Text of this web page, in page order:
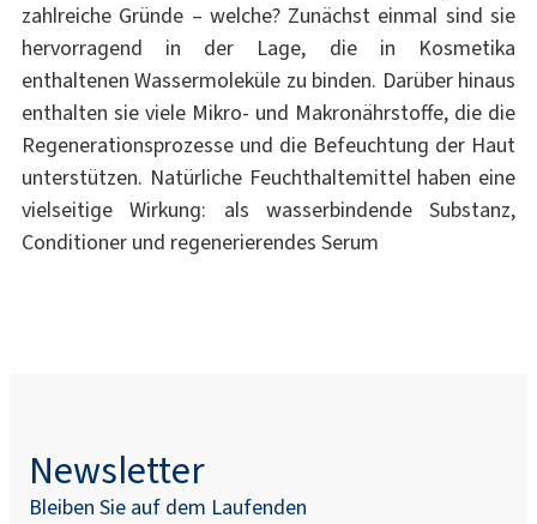
zahlreiche Gründe – welche? Zunächst einmal sind sie
hervorragend in der Lage, die in Kosmetika
enthaltenen Wassermoleküle zu binden. Darüber hinaus
enthalten sie viele Mikro- und Makronährstoffe, die die
Regenerationsprozesse und die Befeuchtung der Haut
unterstützen. Natürliche Feuchthaltemittel haben eine
vielseitige Wirkung: als wasserbindende Substanz,
Conditioner und regenerierendes Serum
Newsletter
Bleiben Sie auf dem Laufenden